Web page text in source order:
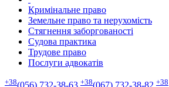
Кримінальне право
Земельне право та нерухомість
Стягнення заборгованості
Судова практика
Трудове право
Послуги адвокатів
+38 +38 +38